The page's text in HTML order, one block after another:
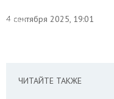
4 сентября 2025, 19:01
Данил
ЧИТАЙТЕ ТАКЖЕ